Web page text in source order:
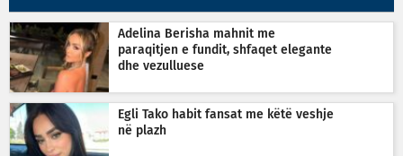
Adelina Berisha mahnit me
paraqitjen e fundit, shfaqet elegante
dhe vezulluese
Egli Tako habit fansat me këtë veshje
në plazh